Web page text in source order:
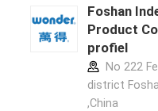
Foshan
Product
profiel
No 222
district
,China